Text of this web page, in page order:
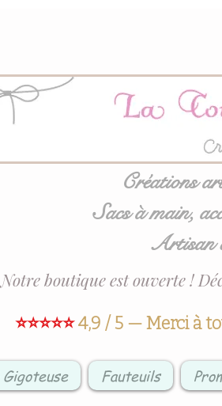
Créations
Sacs à main,
Artisan
⭐⭐⭐⭐⭐4,9 / 5 — Merci à
boutique est ouverte !
Fauteuils